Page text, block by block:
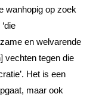
wanhopig op zoek
en welvarende
vechten tegen die
Het is een
maar ook